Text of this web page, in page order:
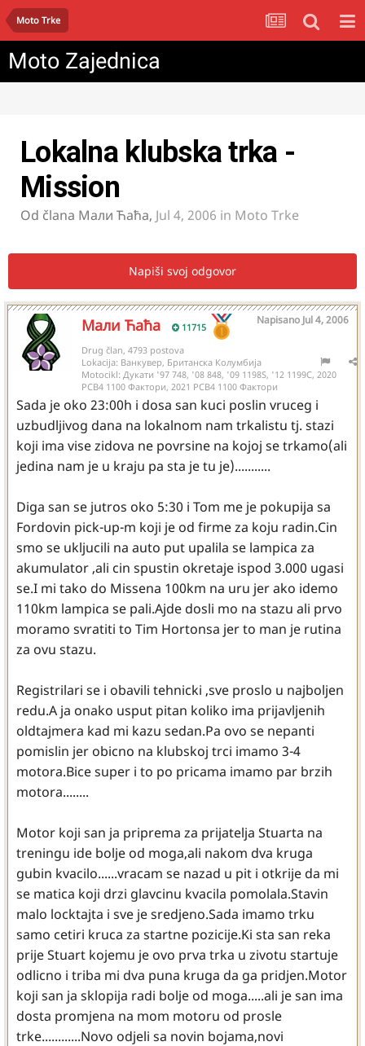
Moto Trke
Moto Zajednica
Lokalna klubska trka -
Mission
Od člana Мали Ћаћа, Jul 4, 2006 in Moto Trke
Napiši svoj odgovor
Мали Ћаћа 11715
Napisano Jul 4, 2006
Drug član, 4793 postova
Lokacija: Ванкувер, Британска Колумбија
Motocikl: Дукати '97 748, '08 848, '09 1198S, '12 1199С, 2020
РСВ4 1100 Фактори, 2021 РСВ4 1100 Фактори
Sada je oko 23:00h i dosa san kuci poslin vruceg i
uzbudljivog dana na lokalnom nam trkalistu tj. stazi
koji ima vise zidova ne povrsine na kojoj se trkamo(ali
jedina nam je u kraju pa sta je tu je)...........
Diga san se jutros oko 5:30 i Tom me je pokupija sa
Fordovin pick-up-m koji je od firme za koju radin.Cin
smo se ukljucili na auto put upalila se lampica za
akumulator ,ali cin spustin okretaje ispod 3.000 ugasi
se.I mi tako do Missena 100km na uru jer ako idemo
110km lampica se pali.Ajde dosli mo na stazu ali prvo
moramo svratiti to Tim Hortonsa jer to man je rutina
za ovu stazu.
Registrilari se i obavili tehnicki ,sve proslo u najboljen
redu.A ja onako usput pitan koliko ima prijavljenih
oldtajmera kad mi kazu sedan.Pa ovo se nepanti
pomislin jer obicno na klubskoj trci imamo 3-4
motora.Bice super i to po pricama imamo par brzih
motora........
Motor koji san ja priprema za prijatelja Stuarta na
treningu ide bolje od moga,ali nakom dva kruga
gubin kvacilo......vracam se nazad u pit i otkrije da mi
se matica koji drzi glavcinu kvacila pomolala.Stavin
malo locktajta i sve je sredjeno.Sada imamo trku
samo cetiri kruca za startne pozicije.Ki sta san reka
prije Stuart kojemu je ovo prva trka u zivotu startuje
odlicno i triba mi dva puna kruga da ga pridjen.Motor
koji san ja sklopija radi bolje od moga.....ali je san ima
dosta promjena na mom motoru od prosle
trke............Novo odjeli sa novin bojama,novi